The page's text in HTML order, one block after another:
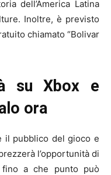
dell’America Latina
Inoltre, è previsto
chiamato “Bolivar
su Xbox e
ora
il pubblico del gioco e
l’opportunità di
fino a che punto può